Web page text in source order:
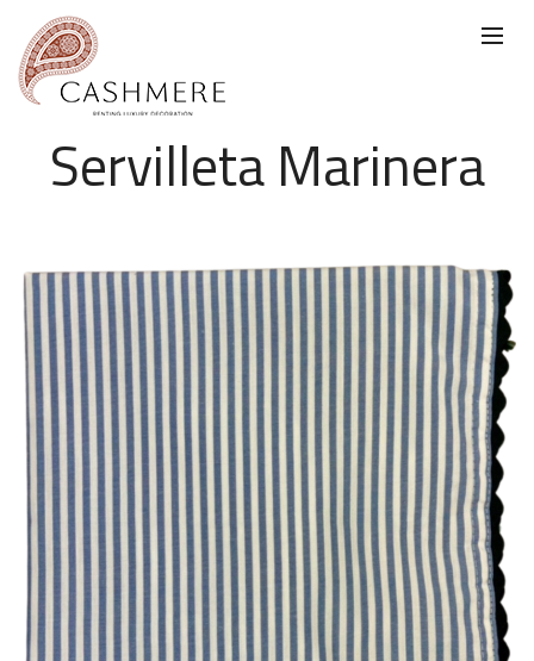
Servilleta Marinera